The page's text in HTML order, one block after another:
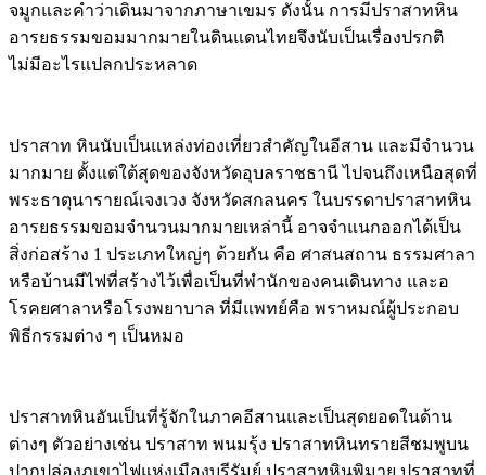
จมูกและคำว่าเดินมาจากภาษาเขมร ดังนั้น การมีปราสาทหิน
อารยธรรมขอมมากมายในดินแดนไทยจึงนับเป็นเรื่องปรกติ
ไม่มีอะไรแปลกประหลาด
ปราสาท หินนับเป็นแหล่งท่องเที่ยวสำคัญในอีสาน และมีจำนวน
มากมาย ตั้งแต่ใต้สุดของจังหวัดอุบลราชธานี ไปจนถึงเหนือสุดที่
พระธาตุนารายณ์เจงเวง จังหวัดสกลนคร ในบรรดาปราสาทหิน
อารยธรรมขอมจำนวนมากมายเหล่านี้ อาจจำแนกออกได้เป็น
สิ่งก่อสร้าง 1 ประเภทใหญ่ๆ ด้วยกัน คือ ศาสนสถาน ธรรมศาลา
หรือบ้านมีไฟที่สร้างไว้เพื่อเป็นที่พำนักของคนเดินทาง และอ
โรคยศาลาหรือโรงพยาบาล ที่มีแพทย์คือ พราหมณ์ผู้ประกอบ
พิธีกรรมต่าง ๆ เป็นหมอ
ปราสาทหินอันเป็นที่รู้จักในภาคอีสานและเป็นสุดยอดในด้าน
ต่างๆ ตัวอย่างเช่น ปราสาท พนมรุ้ง ปราสาทหินทรายสีชมพูบน